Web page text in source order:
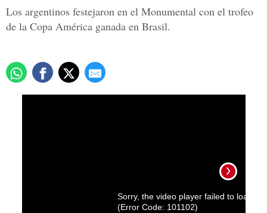
Los argentinos festejaron en el Monumental con el trofeo
de la Copa América ganada en Brasil.
Sorry, the video player failed to load.
(Error Code: 101102)